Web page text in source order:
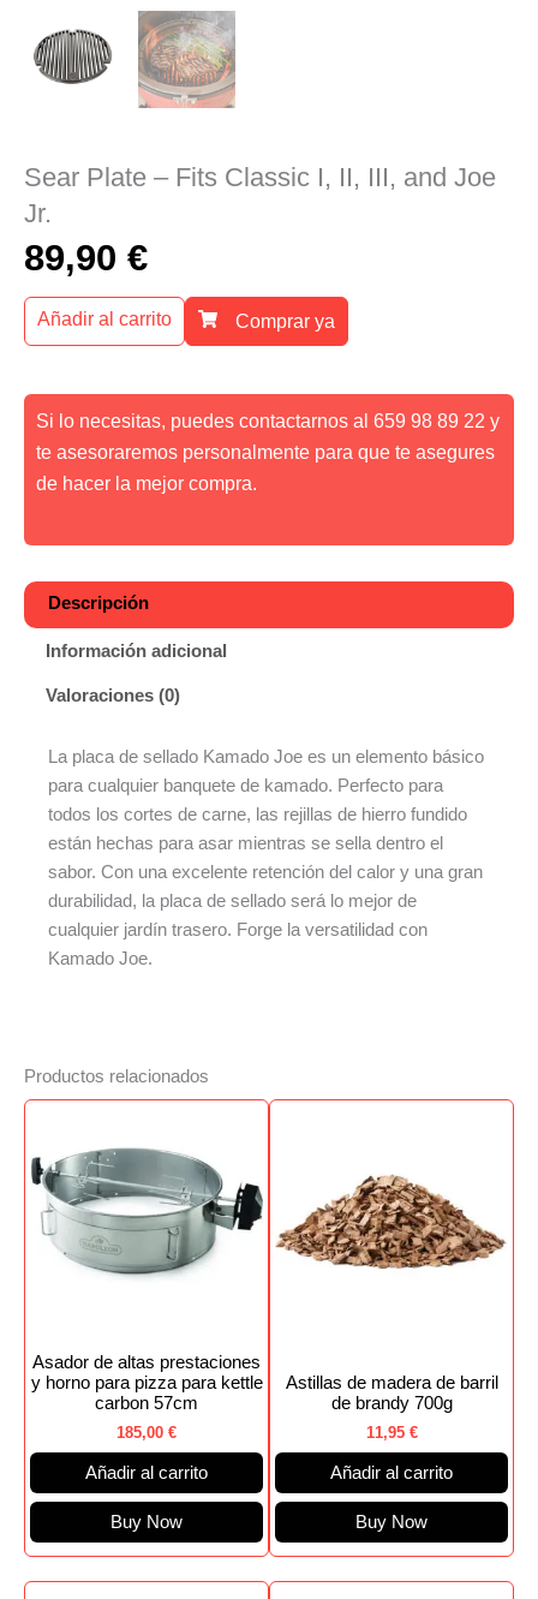
Sear Plate – Fits Classic I, II, III, and Joe
Jr.
89,90 €
Añadir al carrito Comprar ya
Si lo necesitas, puedes contactarnos al 659 98 89 22 y
te asesoraremos personalmente para que te asegures
de hacer la mejor compra.
Descripción
Información adicional
Valoraciones (0)
La placa de sellado Kamado Joe es un elemento básico
para cualquier banquete de kamado. Perfecto para
todos los cortes de carne, las rejillas de hierro fundido
están hechas para asar mientras se sella dentro el
sabor. Con una excelente retención del calor y una gran
durabilidad, la placa de sellado será lo mejor de
cualquier jardín trasero. Forge la versatilidad con
Kamado Joe.
Productos relacionados
Asador de altas prestaciones
y horno para pizza para kettle
carbon 57cm
185,00 €
Añadir al carrito
Buy Now
Astillas de madera de barril
de brandy 700g
11,95 €
Añadir al carrito
Buy Now